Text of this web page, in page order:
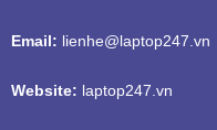
Email: lienhe@laptop247.vn
Website: laptop247.vn